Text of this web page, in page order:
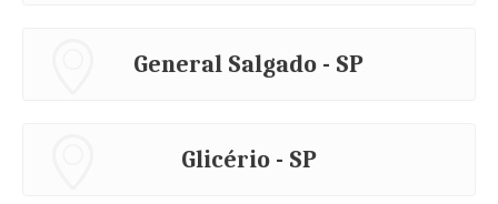
General Salgado - SP
Glicério - SP